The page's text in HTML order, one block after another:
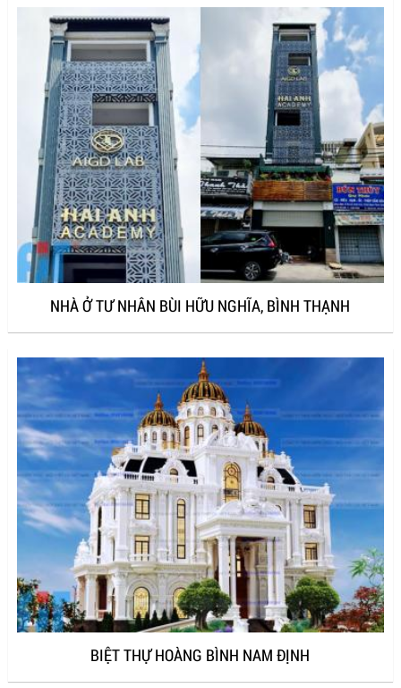
NHÀ Ở TƯ NHÂN BÙI HỮU NGHĨA, BÌNH THẠNH
BIỆT THỰ HOÀNG BÌNH NAM ĐỊNH